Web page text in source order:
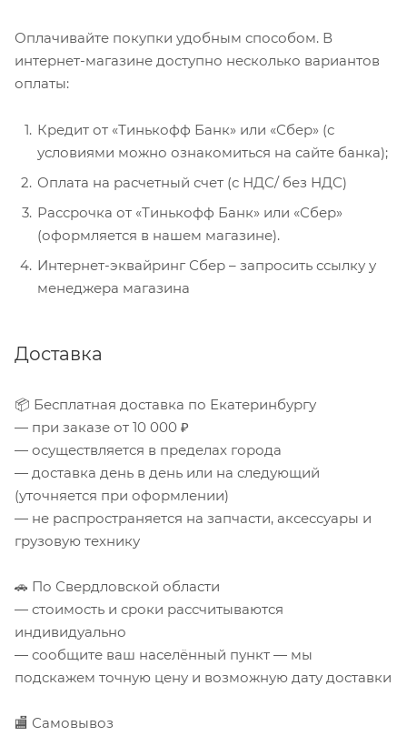
Оплачивайте покупки удобным способом. В
интернет-магазине доступно несколько вариантов
оплаты:
Кредит от «Тинькофф Банк» или «Сбер» (с
условиями можно ознакомиться на сайте банка);
Оплата на расчетный счет (с НДС/ без НДС)
Рассрочка от «Тинькофф Банк» или «Сбер»
(оформляется в нашем магазине).
Интернет-эквайринг Сбер – запросить ссылку у
менеджера магазина
Доставка
📦 Бесплатная доставка по Екатеринбургу
— при заказе от 10 000 ₽
— осуществляется в пределах города
— доставка день в день или на следующий
(уточняется при оформлении)
— не распространяется на запчасти, аксессуары и
грузовую технику
🚗 По Свердловской области
— стоимость и сроки рассчитываются
индивидуально
— сообщите ваш населённый пункт — мы
подскажем точную цену и возможную дату доставки
🏬 Самовывоз